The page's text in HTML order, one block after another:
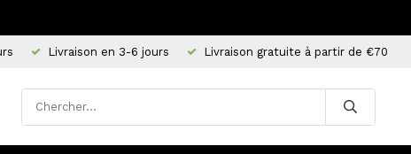
Livraison en 3-6 jours Livraison gratuite à partir de €70